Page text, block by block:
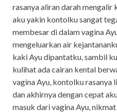
rasanya aliran darah mengalir
aku yakin kontolku sangat
membesar di dalam vagina
mengeluarkan air
kaki Ayu dipantatku, sambil
kulihat ada cairan kental
vagina Ayu, kontolku rasanya
dan akhirnya dengan cepat
masuk dari vagina Ayu,